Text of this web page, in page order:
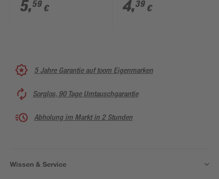
5,59 € 4,39 €
5 Jahre Garantie auf toom Eigenmarken
Sorglos, 90 Tage Umtauschgarantie
Abholung im Markt in 2 Stunden
Wissen & Service